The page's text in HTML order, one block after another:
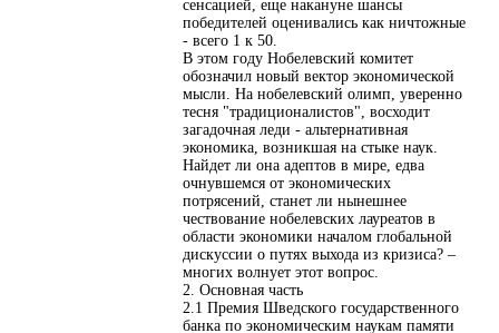
сенсацией, еще накануне шансы
победителей оценивались как ничтожные
- всего 1 к 50.
В этом году Нобелевский комитет
обозначил новый вектор экономической
мысли. На нобелевский олимп, уверенно
тесня "традиционалистов", восходит
загадочная леди - альтернативная
экономика, возникшая на стыке наук.
Найдет ли она адептов в мире, едва
очнувшемся от экономических
потрясений, станет ли нынешнее
чествование нобелевских лауреатов в
области экономики началом глобальной
дискуссии о путях выхода из кризиса? –
многих волнует этот вопрос.
2. Основная часть
2.1 Премия Шведского государственного
банка по экономическим наукам памяти